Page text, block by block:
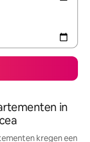
in
kregen een